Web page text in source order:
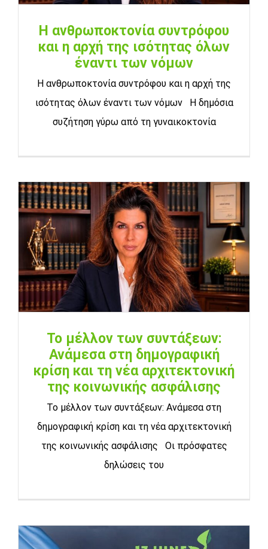
Η ανθρωποκτονία συντρόφου
και η αρχή της ισότητας όλων
έναντι των νόμων
Η ανθρωποκτονία συντρόφου και η αρχή της
ισότητας όλων έναντι των νόμων Η δημόσια
συζήτηση γύρω από τη γυναικοκτονία
Το μέλλον των συντάξεων:
Ανάμεσα στη δημογραφική
κρίση και τη νέα αρχιτεκτονική
της κοινωνικής ασφάλισης
Το μέλλον των συντάξεων: Ανάμεσα στη
δημογραφική κρίση και τη νέα αρχιτεκτονική
της κοινωνικής ασφάλισης Οι πρόσφατες
δηλώσεις του